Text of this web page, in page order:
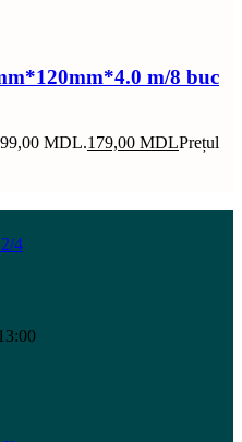
m/8 buc
MDL.179,00 MDLPrețul
4